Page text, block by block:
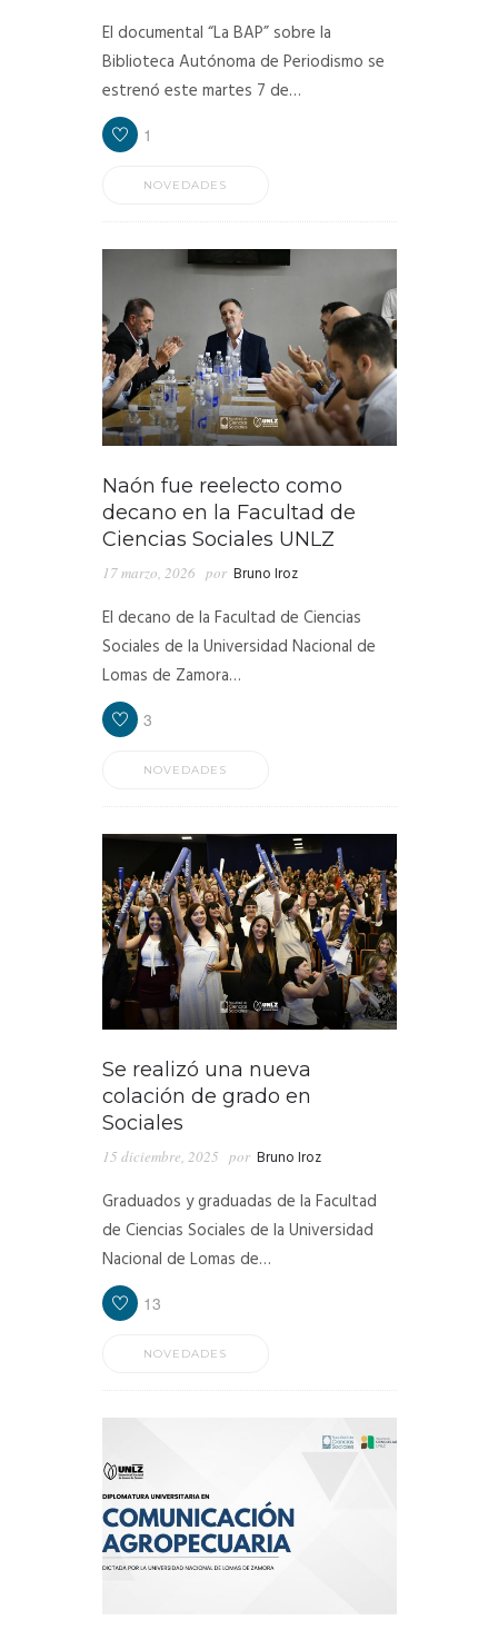
El documental “La BAP” sobre la
Biblioteca Autónoma de Periodismo se
estrenó este martes 7 de…
1
NOVEDADES
Naón fue reelecto como
decano en la Facultad de
Ciencias Sociales UNLZ
17 marzo, 2026 por Bruno Iroz
El decano de la Facultad de Ciencias
Sociales de la Universidad Nacional de
Lomas de Zamora…
3
NOVEDADES
Se realizó una nueva
colación de grado en
Sociales
15 diciembre, 2025 por Bruno Iroz
Graduados y graduadas de la Facultad
de Ciencias Sociales de la Universidad
Nacional de Lomas de…
13
NOVEDADES